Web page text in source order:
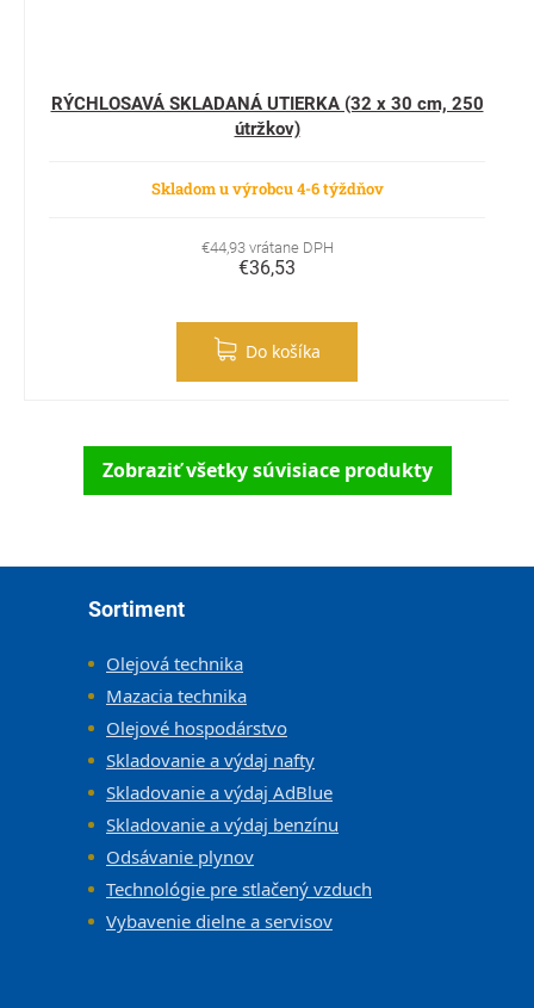
RÝCHLOSAVÁ SKLADANÁ UTIERKA (32 x 30 cm, 250
útržkov)
Skladom u výrobcu 4-6 týždňov
€44,93 vrátane DPH
€36,53
Do košíka
Zobraziť všetky súvisiace produkty
Sortiment
Olejová technika
Mazacia technika
Olejové hospodárstvo
Skladovanie a výdaj nafty
Skladovanie a výdaj AdBlue
Skladovanie a výdaj benzínu
Odsávanie plynov
Technológie pre stlačený vzduch
Vybavenie dielne a servisov